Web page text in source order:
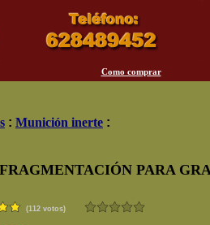
Como comprar
: Munición inerte :
PARA
(112 votos)